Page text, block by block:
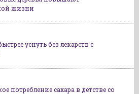
жизни
уснуть без лекарств с
потребление сахара в детстве со